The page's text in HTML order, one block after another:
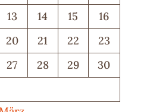
13 14 15
16
20 21 22
23
27 28 29
30